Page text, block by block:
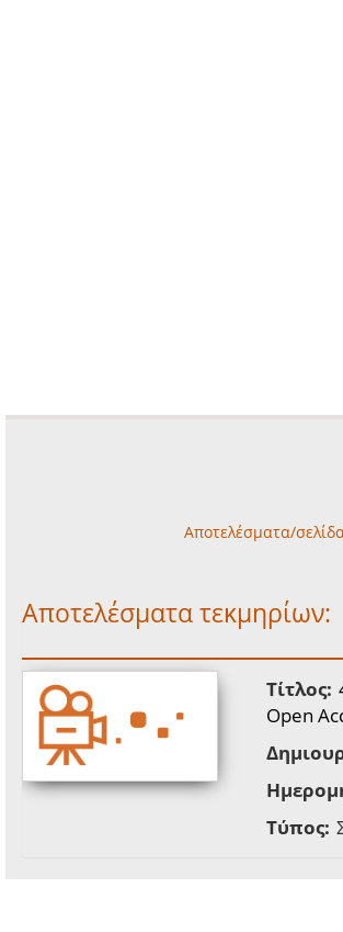
Αποτελέσματα/
Αποτελέσματα τεκμηρίων:
Τίτλος:
Open
Τύπος: